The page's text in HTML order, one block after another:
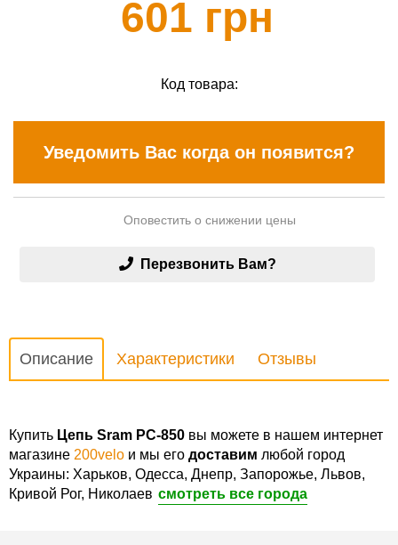
601 грн
Код товара:
Уведомить Вас когда он появится?
Оповестить о снижении цены
Перезвонить Вам?
Описание Характеристики Отзывы
Купить Цепь Sram PC-850 вы можете в нашем интернет
магазине 200velo и мы его доставим любой город
Украины: Харьков, Одесса, Днепр, Запорожье, Львов,
Кривой Рог, Николаев смотреть все города